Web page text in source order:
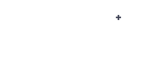
+